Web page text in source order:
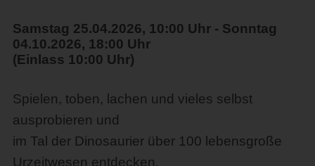
Samstag 25.04.2026, 10:00 Uhr - Sonntag
04.10.2026, 18:00 Uhr
(Einlass 10:00 Uhr)
Spielen, toben, lachen und vieles selbst
ausprobieren und
im Tal der Dinosaurier über 100 lebensgroße
Urzeitwesen entdecken.